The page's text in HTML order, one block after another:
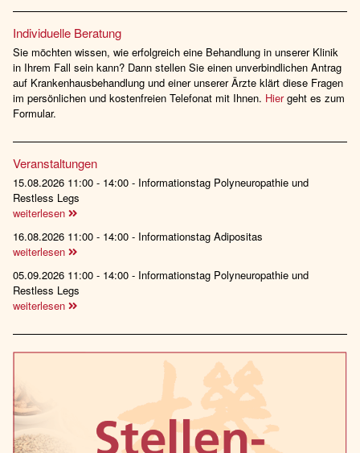
Individuelle Beratung
Sie möchten wissen, wie erfolgreich eine Behandlung in unserer Klinik
in Ihrem Fall sein kann? Dann stellen Sie einen unverbindlichen Antrag
auf Krankenhausbehandlung und einer unserer Ärzte klärt diese Fragen
im persönlichen und kostenfreien Telefonat mit Ihnen. Hiergeht es zum
Formular.
Veranstaltungen
15.08.2026 11:00 - 14:00 - Informationstag Polyneuropathie und
Restless Legs
weiterlesen
16.08.2026 11:00 - 14:00 - Informationstag Adipositas
weiterlesen
05.09.2026 11:00 - 14:00 - Informationstag Polyneuropathie und
Restless Legs
weiterlesen